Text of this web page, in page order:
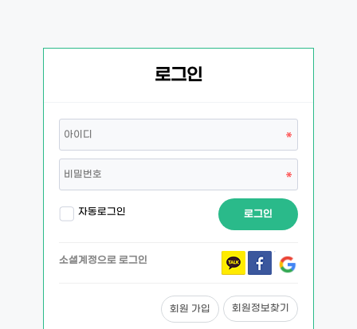
로그인
자동로그인 로그인
소셜계정으로 로그인
회원 가입 회원정보찾기